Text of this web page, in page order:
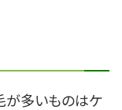
が多いものはケ